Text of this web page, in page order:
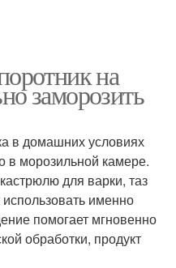
на
заморозить
в домашних условиях
в морозильной камере.
для варки, таз
именно
помогает мгновенно
обработки, продукт